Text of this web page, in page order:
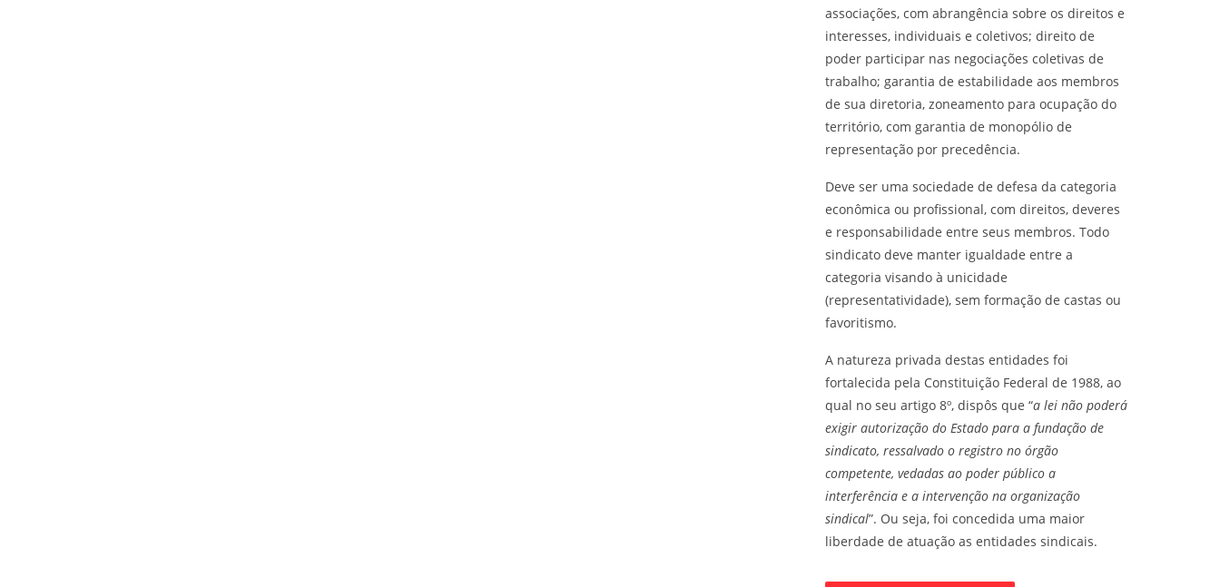
associações, com abrangência sobre os direitos e
interesses, individuais e coletivos; direito de
poder participar nas negociações coletivas de
trabalho; garantia de estabilidade aos membros
de sua diretoria, zoneamento para ocupação do
território, com garantia de monopólio de
representação por precedência.
Deve ser uma sociedade de defesa da categoria
econômica ou profissional, com direitos, deveres
e responsabilidade entre seus membros. Todo
sindicato deve manter igualdade entre a
categoria visando à unicidade
(representatividade), sem formação de castas ou
favoritismo.
A natureza privada destas entidades foi
fortalecida pela Constituição Federal de 1988, ao
qual no seu artigo 8º, dispôs que “a lei não poderá
exigir autorização do Estado para a fundação de
sindicato, ressalvado o registro no órgão
competente, vedadas ao poder público a
interferência e a intervenção na organização
sindical”. Ou seja, foi concedida uma maior
liberdade de atuação as entidades sindicais.